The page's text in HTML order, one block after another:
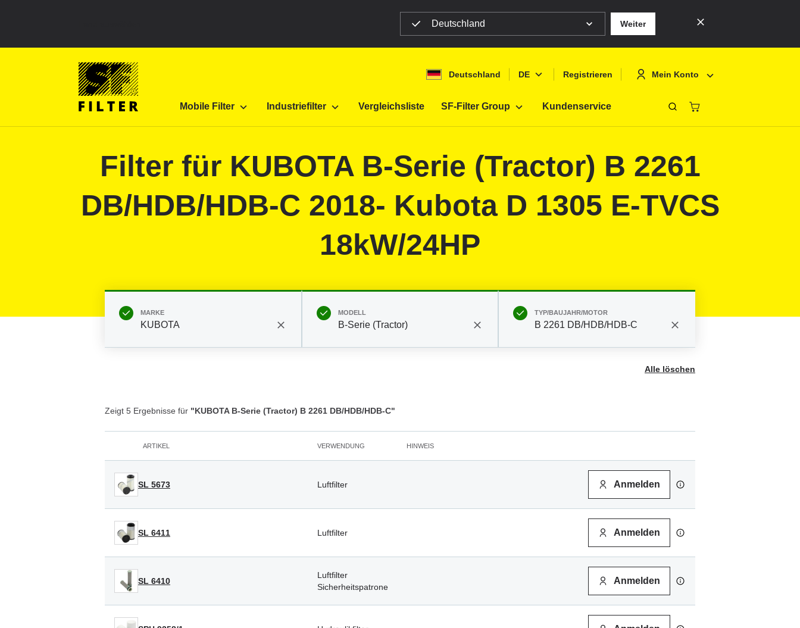
Deutschland Weiter
Deutschland DE
English
Polski
Registrieren Mein Konto
Mobile Filter Industriefilter Vergleichsliste SF-Filter Group Kundenservice
SF Filter Homepage
Filter für KUBOTA B-Serie (Tractor) B 2261
DB/HDB/HDB-C 2018- Kubota D 1305 E-TVCS
18kW/24HP
MARKE
KUBOTA
MODELL
B-Serie (Tractor)
TYP/BAUJAHR/MOTOR
B 2261 DB/HDB/HDB-C
Alle löschen
Zeigt 5 Ergebnisse für "KUBOTA B-Serie (Tractor) B 2261 DB/HDB/HDB-C"
ARTIKEL VERWENDUNG HINWEIS
SL 5673 Luftfilter Anmelden
SL 6411 Luftfilter Anmelden
SL 6410
Luftfilter
Sicherheitspatrone
Anmelden